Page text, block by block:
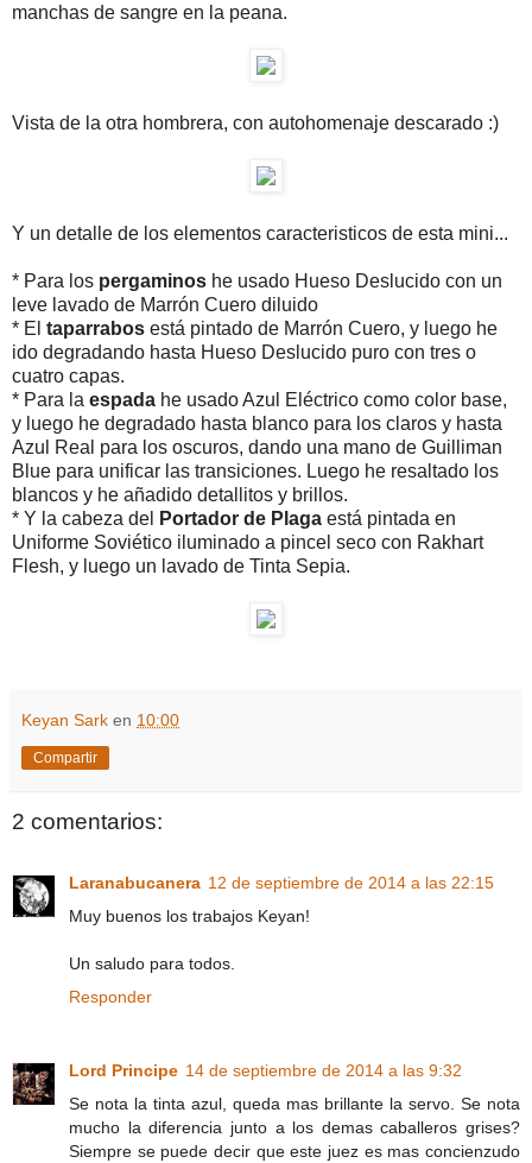
manchas de sangre en la peana.
Vista de la otra hombrera, con autohomenaje descarado :)
Y un detalle de los elementos caracteristicos de esta mini...
* Para los pergaminos he usado Hueso Deslucido con un
leve lavado de Marrón Cuero diluido
* El taparrabos está pintado de Marrón Cuero, y luego he
ido degradando hasta Hueso Deslucido puro con tres o
cuatro capas.
* Para la espada he usado Azul Eléctrico como color base,
y luego he degradado hasta blanco para los claros y hasta
Azul Real para los oscuros, dando una mano de Guilliman
Blue para unificar las transiciones. Luego he resaltado los
blancos y he añadido detallitos y brillos.
* Y la cabeza del
Portador de Plaga está pintada en
Uniforme Soviético iluminado a pincel seco con Rakhart
Flesh, y luego un lavado de Tinta Sepia.
Keyan Sark en 10:00
Compartir
2 comentarios:
Laranabucanera 12 de septiembre de 2014 a las 22:15
Muy buenos los trabajos Keyan!
Un saludo para todos.
Responder
Lord Principe 14 de septiembre de 2014 a las 9:32
Se nota la tinta azul, queda mas brillante la servo. Se nota
mucho la diferencia junto a los demas caballeros grises?
Siempre se puede decir que este juez es mas concienzudo